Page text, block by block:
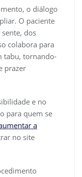
o diálogo
O paciente
dos
colabora para
tabu, tornando-
prazer
e no
para quem se
a
no site